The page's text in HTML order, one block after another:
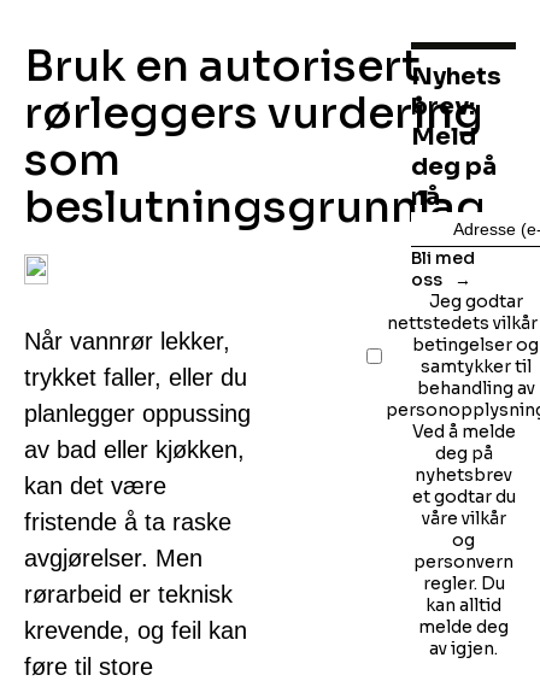
Bruk en autorisert
rørleggers vurdering
som
beslutningsgrunnlag
Når vannrør lekker,
trykket faller, eller du
planlegger oppussing
av bad eller kjøkken,
kan det være
fristende å ta raske
avgjørelser. Men
rørarbeid er teknisk
krevende, og feil kan
føre til store
Nyhets
brev:
Meld
deg på
nå
Bli med
oss
Jeg godtar
nettstedets
betingelser og
samtykker til
behandling av
Ved å melde
deg på
nyhetsbrev
et godtar du
våre vilkår
og
personvern
regler. Du
kan alltid
melde deg
av igjen.